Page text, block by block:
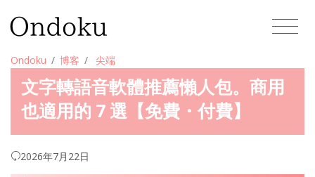
Ondoku 博客 尖端
文字轉語音軟體推薦懶人包。商用
也適用的 7 選【免費・付費】
2026年7月22日